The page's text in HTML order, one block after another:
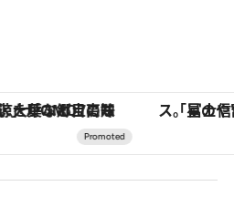
「星のや富士」でデジタルデトックス。冨士信仰の歴史を辿り、心身を調える。 ヴァシュロン・コンスタンタ